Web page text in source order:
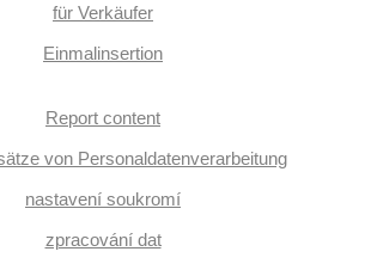
für Verkäufer
Einmalinsertion
Report content
von Personaldatenverarbeitung
nastavení soukromí
zpracování dat